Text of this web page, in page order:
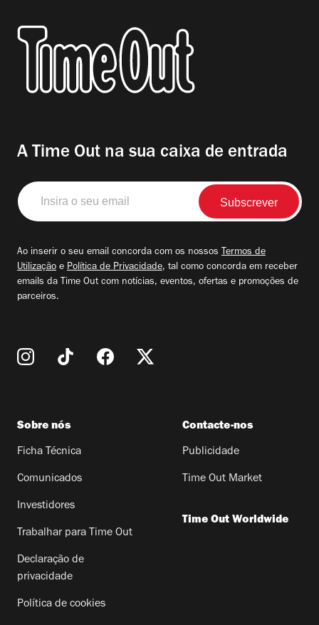
A Time Out na sua caixa de entrada
Insira
o
seu
Ao inserir o seu email concorda com os nossos Termos de
Utilização e Política de Privacidade, tal como concorda em receber
emails da Time Out com notícias, eventos, ofertas e promoções de
parceiros.
Sobre nós
Ficha Técnica
Comunicados
Investidores
Trabalhar para Time Out
Declaração de
privacidade
Política de cookies
Contacte-nos
Publicidade
Time Out Market
Time Out Worldwide